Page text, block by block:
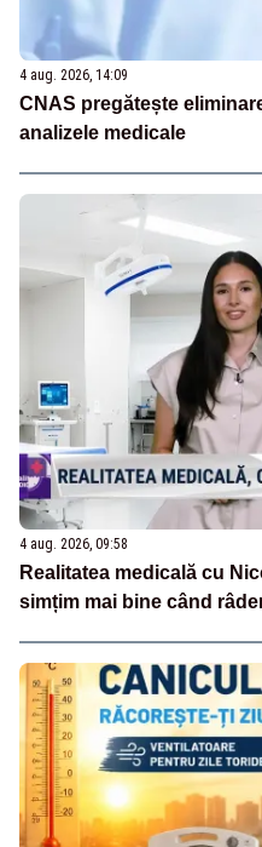
4 aug. 2026, 14:09
CNAS pregătește
analizele medicale
4 aug. 2026, 09:58
Realitatea medicală cu
simțim mai bine când